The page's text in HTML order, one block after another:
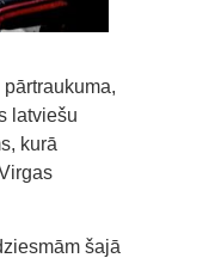
latviešu
kurā
šajā